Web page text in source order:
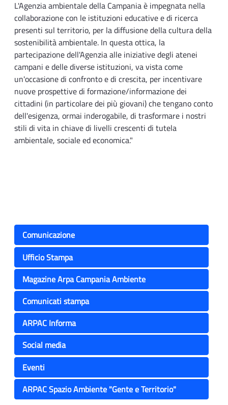
L'Agenzia ambientale della Campania è impegnata nella
collaborazione con le istituzioni educative e di ricerca
presenti sul territorio, per la diffusione della cultura della
sostenibilità ambientale. In questa ottica, la
partecipazione dell'Agenzia alle iniziative degli atenei
campani e delle diverse istituzioni, va vista come
un'occasione di confronto e di crescita, per incentivare
nuove prospettive di formazione/informazione dei
cittadini (in particolare dei più giovani) che tengano conto
dell'esigenza, ormai inderogabile, di trasformare i nostri
stili di vita in chiave di livelli crescenti di tutela
ambientale, sociale ed economica."
Comunicazione
Ufficio Stampa
Magazine Arpa Campania Ambiente
Comunicati stampa
ARPAC Informa
Social media
Eventi
ARPAC Spazio Ambiente "Gente e Territorio"